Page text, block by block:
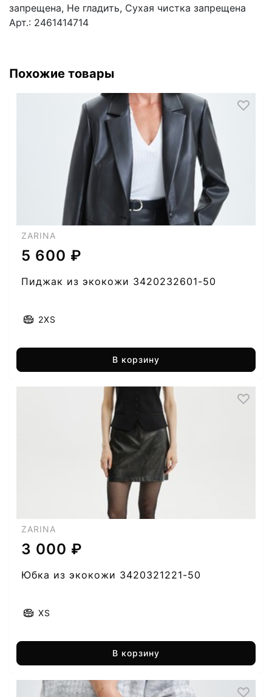
запрещена, Не гладить, Сухая чистка запрещена
Арт.: 2461414714
Похожие товары
ZARINA
5 600 ₽
Пиджак из экокожи 3420232601-50
2XS
В корзину
ZARINA
3 000 ₽
Юбка из экокожи 3420321221-50
XS
В корзину